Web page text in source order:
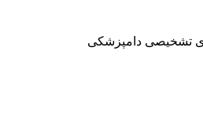
تشخیصی دامپزشکی